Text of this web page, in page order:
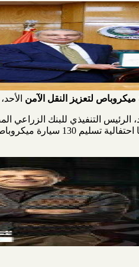
الأحد، 13 يوليو
رؤية مصر 2030، وقع محمد أبو السعود، الرئيس
بروتوكول تعاون مشترك لتمويل